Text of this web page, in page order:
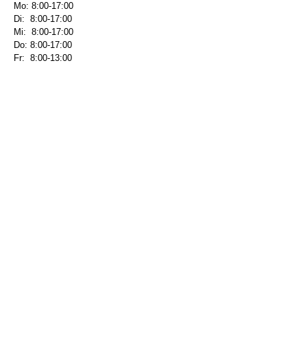
Mo: 8:00-17:00
Di: 8:00-17:00
Mi: 8:00-17:00
Do: 8:00-17:00
Fr: 8:00-13:00